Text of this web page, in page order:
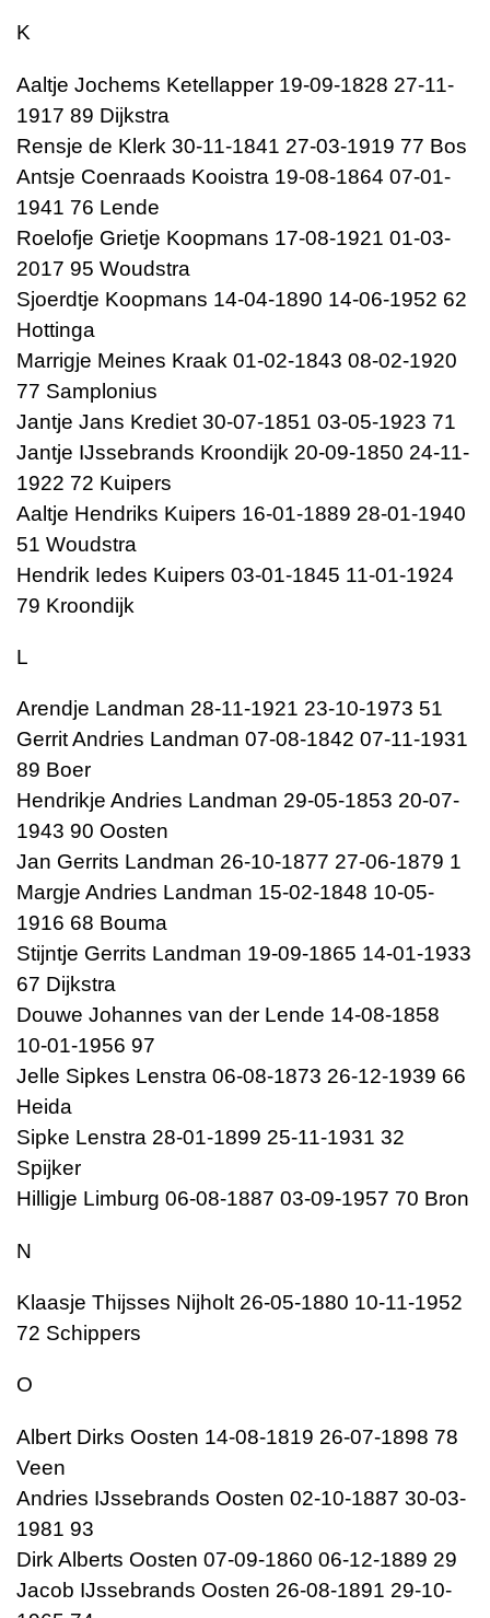
K
Aaltje Jochems Ketellapper 19-09-1828 27-11-
1917 89 Dijkstra
Rensje de Klerk 30-11-1841 27-03-1919 77 Bos
Antsje Coenraads Kooistra 19-08-1864 07-01-
1941 76 Lende
Roelofje Grietje Koopmans 17-08-1921 01-03-
2017 95 Woudstra
Sjoerdtje Koopmans 14-04-1890 14-06-1952 62
Hottinga
Marrigje Meines Kraak 01-02-1843 08-02-1920
77 Samplonius
Jantje Jans Krediet 30-07-1851 03-05-1923 71
Jantje IJssebrands Kroondijk 20-09-1850 24-11-
1922 72 Kuipers
Aaltje Hendriks Kuipers 16-01-1889 28-01-1940
51 Woudstra
Hendrik Iedes Kuipers 03-01-1845 11-01-1924
79 Kroondijk
L
Arendje Landman 28-11-1921 23-10-1973 51
Gerrit Andries Landman 07-08-1842 07-11-1931
89 Boer
Hendrikje Andries Landman 29-05-1853 20-07-
1943 90 Oosten
Jan Gerrits Landman 26-10-1877 27-06-1879 1
Margje Andries Landman 15-02-1848 10-05-
1916 68 Bouma
Stijntje Gerrits Landman 19-09-1865 14-01-1933
67 Dijkstra
Douwe Johannes van der Lende 14-08-1858
10-01-1956 97
Jelle Sipkes Lenstra 06-08-1873 26-12-1939 66
Heida
Sipke Lenstra 28-01-1899 25-11-1931 32
Spijker
Hilligje Limburg 06-08-1887 03-09-1957 70 Bron
N
Klaasje Thijsses Nijholt 26-05-1880 10-11-1952
72 Schippers
O
Albert Dirks Oosten 14-08-1819 26-07-1898 78
Veen
Andries IJssebrands Oosten 02-10-1887 30-03-
1981 93
Dirk Alberts Oosten 07-09-1860 06-12-1889 29
Jacob IJssebrands Oosten 26-08-1891 29-10-